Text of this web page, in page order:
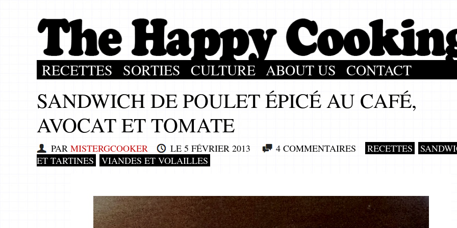
RECETTES SORTIES CULTURE ABOUT US CONTACT
SANDWICH DE POULET ÉPICÉ AU CAFÉ,
AVOCAT ET TOMATE
PAR MISTERGCOOKER LE 5 FÉVRIER 2013 4 COMMENTAIRES RECETTES
ET TARTINES
VIANDES ET VOLAILLES